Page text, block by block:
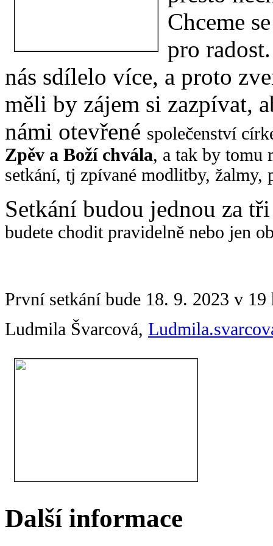
Chceme
pro
nás sdílelo více, a proto
měli by zájem si zazpívat,
námi otevřené společenství
Zpěv a Boží chvála, a tak by tomu
setkání, tj zpívané modlitby, žalmy,
Setkání budou jednou za
budete chodit pravidelně nebo jen
První setkání bude 18. 9. 2023 v 19
Ludmila Švarcová,
Další informace